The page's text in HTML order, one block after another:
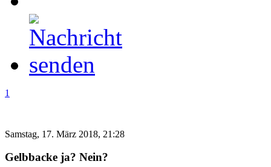
1
Samstag, 17. März 2018, 21:28
Gelbbacke ja? Nein?